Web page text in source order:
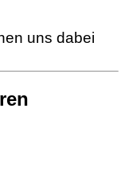
uns dabei